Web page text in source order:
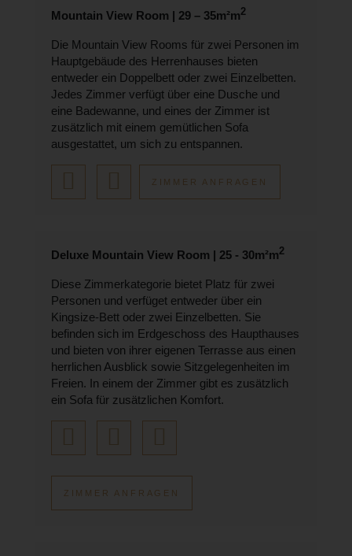
Mountain View Room | 29 – 35m²m2
Die Mountain View Rooms für zwei Personen im
Hauptgebäude des Herrenhauses bieten
entweder ein Doppelbett oder zwei Einzelbetten.
Jedes Zimmer verfügt über eine Dusche und
eine Badewanne, und eines der Zimmer ist
zusätzlich mit einem gemütlichen Sofa
ausgestattet, um sich zu entspannen.
ZIMMER ANFRAGEN
Deluxe Mountain View Room | 25 - 30m²m2
Diese Zimmerkategorie bietet Platz für zwei
Personen und verfüget entweder über ein
Kingsize-Bett oder zwei Einzelbetten. Sie
befinden sich im Erdgeschoss des Haupthauses
und bieten von ihrer eigenen Terrasse aus einen
herrlichen Ausblick sowie Sitzgelegenheiten im
Freien. In einem der Zimmer gibt es zusätzlich
ein Sofa für zusätzlichen Komfort.
ZIMMER ANFRAGEN